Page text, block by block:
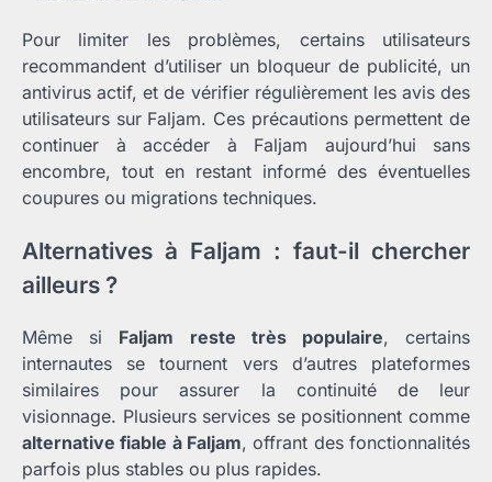
Pour limiter les problèmes, certains utilisateurs
recommandent d’utiliser un bloqueur de publicité, un
antivirus actif, et de vérifier régulièrement les avis des
utilisateurs sur Faljam. Ces précautions permettent de
continuer à accéder à Faljam aujourd’hui sans
encombre, tout en restant informé des éventuelles
coupures ou migrations techniques.
Alternatives à Faljam : faut-il chercher
ailleurs ?
Même si Faljam reste très populaire, certains
internautes se tournent vers d’autres plateformes
similaires pour assurer la continuité de leur
visionnage. Plusieurs services se positionnent comme
alternative fiable à Faljam, offrant des fonctionnalités
parfois plus stables ou plus rapides.